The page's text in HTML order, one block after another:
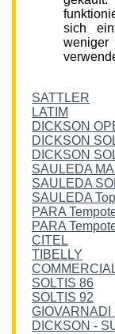
sich
SATTLER
LATIM
DICKSON
DICKSON
DICKSON
SAULEDA
SAULEDA
SAULEDA
PARA
PARA
CITEL
TIBELLY
SOLTIS 86
SOLTIS 92
GIOVARNADI
DICKSON -